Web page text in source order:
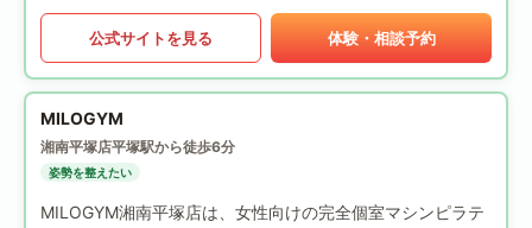
公式サイトを見る 体験・相談予約
MILOGYM
湘南平塚店平塚駅から徒歩6分
姿勢を整えたい
MILOGYM湘南平塚店は、女性向けの完全個室マシンピラテ